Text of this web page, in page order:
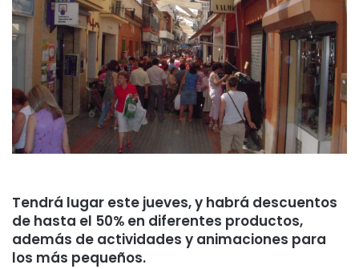
Tendrá lugar este jueves, y habrá descuentos
de hasta el 50% en diferentes productos,
además de actividades y animaciones para
los más pequeños.